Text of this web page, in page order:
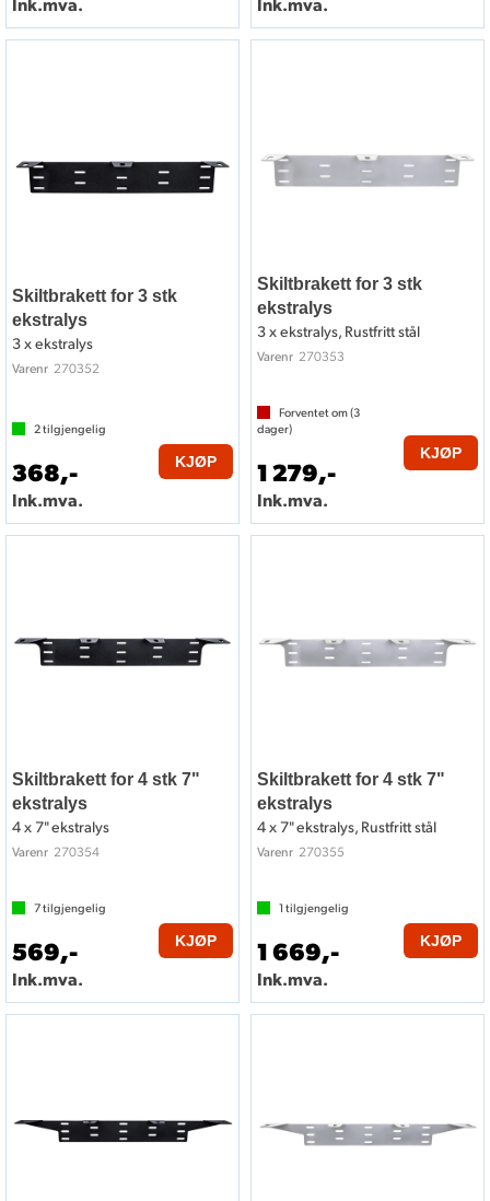
Skiltbrakett for 3 stk
ekstralys
3 x ekstralys
Varenr 270352
2tilgjengelig
368,-
Ink.mva.
KJØP
Skiltbrakett for 3 stk
ekstralys
3 x ekstralys, Rustfritt stål
Varenr 270353
Forventet om (3
dager)
1 279,-
Ink.mva.
KJØP
Skiltbrakett for 4 stk 7"
ekstralys
4 x 7" ekstralys
Varenr 270354
7tilgjengelig
569,-
Ink.mva.
KJØP
Skiltbrakett for 4 stk 7"
ekstralys
4 x 7" ekstralys, Rustfritt stål
Varenr 270355
1 tilgjengelig
1 669,-
Ink.mva.
KJØP